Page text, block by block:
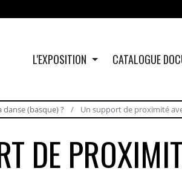
L'EXPOSITION CATALOGUE
danse (basque) ? Un support de proximité
DE